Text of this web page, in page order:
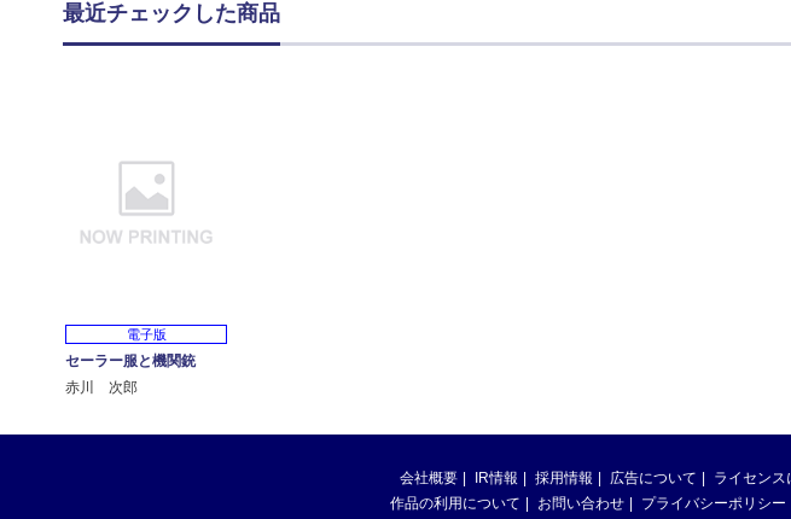
最近チェックした商品
電子版
セーラー服と機関銃
赤川 次郎
会社概要 IR情報 採用情報 広告について ライセンス
作品の利用について
お問い合わせ プライバシーポリシー